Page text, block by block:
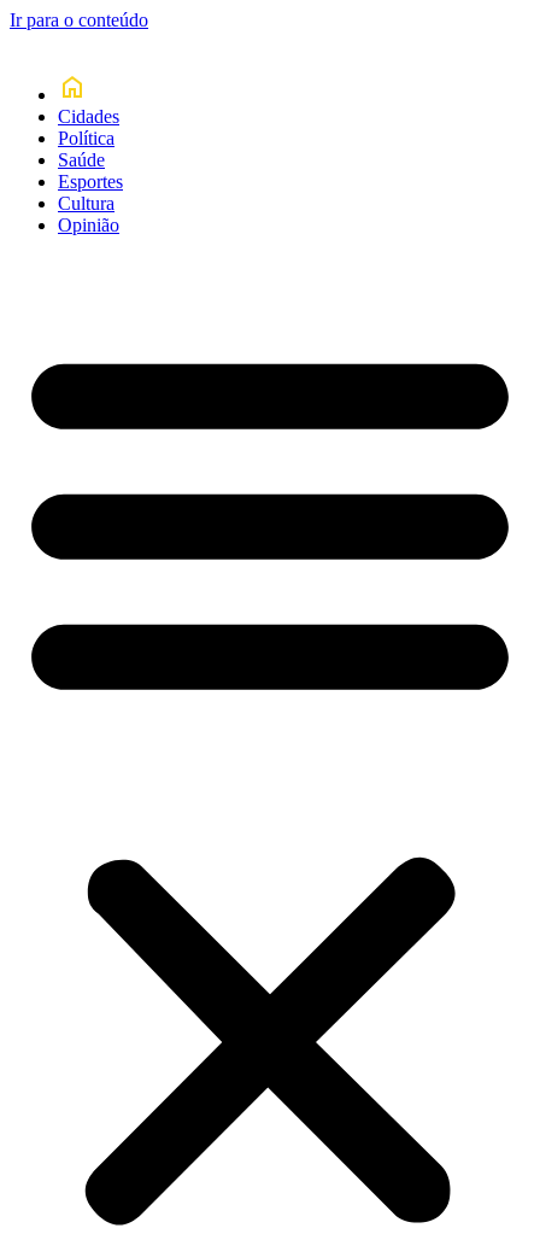
Ir para o conteúdo
Cidades
Política
Saúde
Esportes
Cultura
Opinião